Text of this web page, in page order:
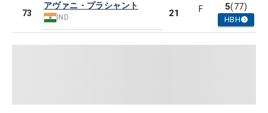
73
アヴァニ・プラシャント
IND 21 F 5(77)
HBH